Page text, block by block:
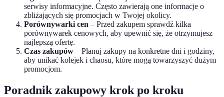
serwisy informacyjne. Często zawierają one informacje o
zbliżających się promocjach w Twojej okolicy.
Porównywarki cen – Przed zakupem sprawdź kilka
porównywarek cenowych, aby upewnić się, że otrzymujesz
najlepszą ofertę.
Czas zakupów – Planuj zakupy na konkretne dni i godziny,
aby unikać kolejek i chaosu, które mogą towarzyszyć dużym
promocjom.
Poradnik zakupowy krok po kroku